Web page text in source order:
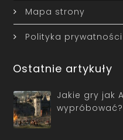
Mapa strony
Polityka prywatności
Ostatnie artykuły
Jakie gry jak
wypróbować?